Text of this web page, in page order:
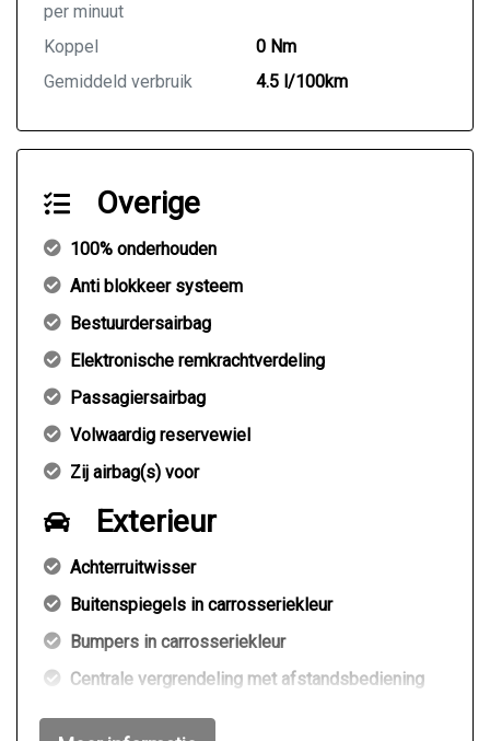
per minuut
Koppel
0 Nm
Gemiddeld verbruik
4.5 l/100km
Overige
100% onderhouden
Anti blokkeer systeem
Bestuurdersairbag
Elektronische remkrachtverdeling
Passagiersairbag
Volwaardig reservewiel
Zij airbag(s) voor
Exterieur
Achterruitwisser
Buitenspiegels in carrosseriekleur
Bumpers in carrosseriekleur
Centrale vergrendeling met afstandsbediening
Kleur rood